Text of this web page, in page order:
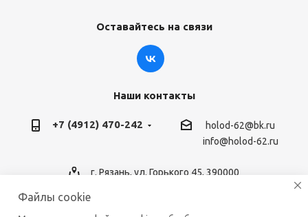
Оставайтесь на связи
Наши контакты
+7 (4912) 470-242
holod-62@bk.ru
info@holod-62.ru
г. Рязань, ул. Горького 45, 390000
Файлы cookie